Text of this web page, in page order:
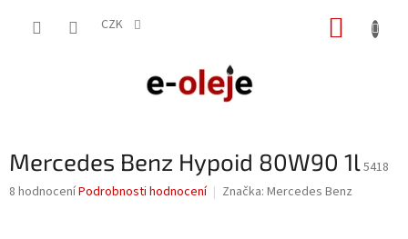
CZK
Mercedes Benz Hypoid 80W90 1l5418
Průměrné
8 hodnoceníPodrobnosti hodnocení Značka: Mercedes Benz